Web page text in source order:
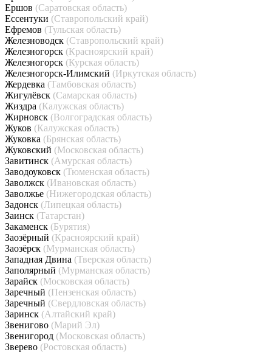
Ершов (Саратовская область)
Ессентуки (Ставропольский край)
Ефремов (Тульская область)
Железноводск (Ставропольский край)
Железногорск (Красноярский край)
Железногорск (Курская область)
Железногорск-Илимский (Иркутская область)
Жердевка (Тамбовская область)
Жигулёвск (Самарская область)
Жиздра (Калужская область)
Жирновск (Волгоградская область)
Жуков (Калужская область)
Жуковка (Брянская область)
Жуковский (Московская область)
Завитинск (Амурская область)
Заводоуковск (Тюменская область)
Заволжск (Ивановская область)
Заволжье (Нижегородская область)
Задонск (Липецкая область)
Заинск (Татарстан)
Закаменск (Бурятия)
Заозёрный (Красноярский край)
Заозёрск (Мурманская область)
Западная Двина (Тверская область)
Заполярный (Мурманская область)
Зарайск (Московская область)
Заречный (Пензенская область)
Заречный (Свердловская область)
Заринск (Алтайский край)
Звенигово (Марий Эл)
Звенигород (Московская область)
Зверево (Ростовская область)